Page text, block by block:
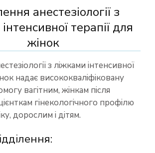
анестезіології з
терапії для
жінок
з ліжками інтенсивної
надає висококваліфіковану
вагітним, жінкам після
гінекологічного профілю
дорослим і дітям.